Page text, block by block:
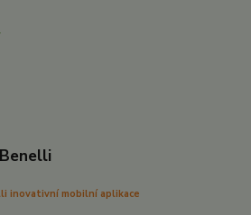
inovativní mobilní aplikace